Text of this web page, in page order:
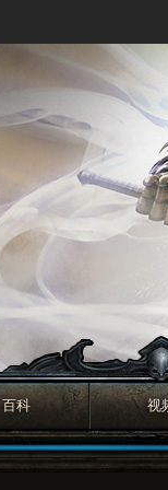
百科 视